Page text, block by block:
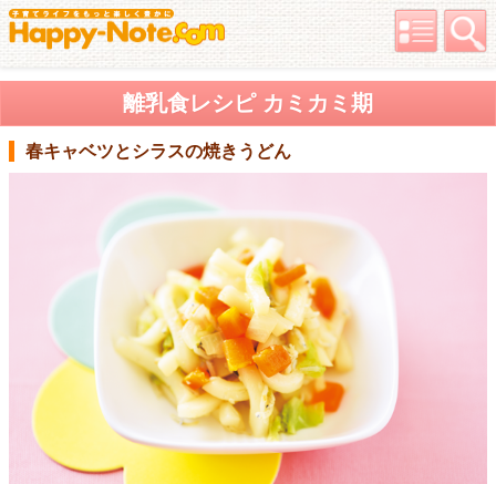
離乳食レシピ カミカミ期
春キャベツとシラスの焼きうどん